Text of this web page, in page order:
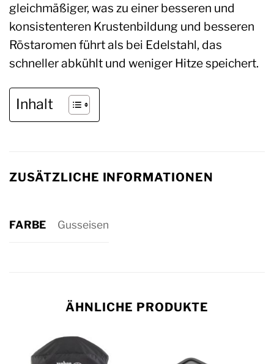
gleichmäßiger, was zu einer besseren und
konsistenteren Krustenbildung und besseren
Röstaromen führt als bei Edelstahl, das
schneller abkühlt und weniger Hitze speichert.
Inhalt
ZUSÄTZLICHE INFORMATIONEN
FARBE Gusseisen
ÄHNLICHE PRODUKTE